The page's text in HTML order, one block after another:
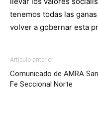
tenemos todas las
volver a gobernar esta
Artículo anterior
Comunicado de AMRA
Fe Seccional Norte